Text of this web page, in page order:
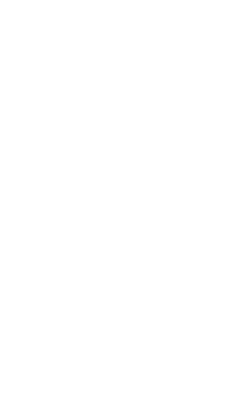
할 매핑 옆에 있는
각 개체에서 해당 필드를 선
하려면 사용자가 관련 레코